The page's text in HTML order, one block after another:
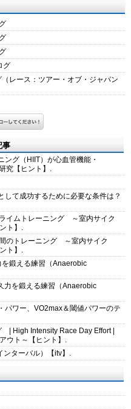
グ
レース：ツアー・オブ・ジャパン
事
グ（HIIT）が心血管機能・
究【ヒント】.
して成功するために必要な条件は？
イムトレーニング ～室内サイク
ト】.
のトレーニング ～室内サイク
ト】.
鍛える練習（Anaerobic
を鍛える練習（Anaerobic
ワー、VO2max＆閾値パワーのテ
| High Intensity Race Day Effort |
ウト～【ヒント】.
ンターバル）【itv】.